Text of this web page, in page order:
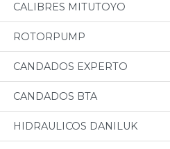
CALIBRES MITUTOYO
ROTORPUMP
CANDADOS EXPERTO
CANDADOS BTA
HIDRAULICOS DANILUK